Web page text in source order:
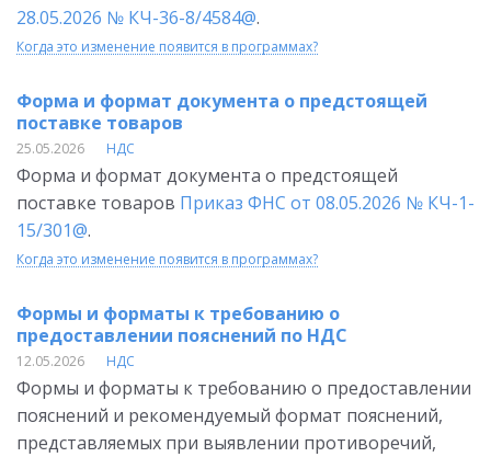
28.05.2026 № КЧ-36-8/4584@.
Когда это изменение появится в программах?
Форма и формат документа о предстоящей
поставке товаров
25.05.2026 НДС
Форма и формат документа о предстоящей
поставке товаров Приказ ФНС от 08.05.2026 № КЧ-1-
15/301@.
Когда это изменение появится в программах?
Формы и форматы к требованию о
предоставлении пояснений по НДС
12.05.2026 НДС
Формы и форматы к требованию о предоставлении
пояснений и рекомендуемый формат пояснений,
представляемых при выявлении противоречий,